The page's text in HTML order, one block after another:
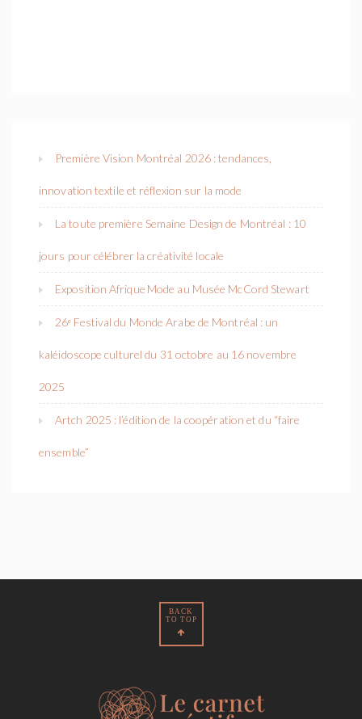
Première Vision Montréal 2026 : tendances,
innovation textile et réflexion sur la mode
La toute première Semaine Design de Montréal : 10
jours pour célébrer la créativité locale
Exposition Afrique Mode au Musée McCord Stewart
26ᵉ Festival du Monde Arabe de Montréal : un
kaléidoscope culturel du 31 octobre au 16 novembre
2025
Artch 2025 : l’édition de la coopération et du “faire
ensemble”
BACK
TO TOP